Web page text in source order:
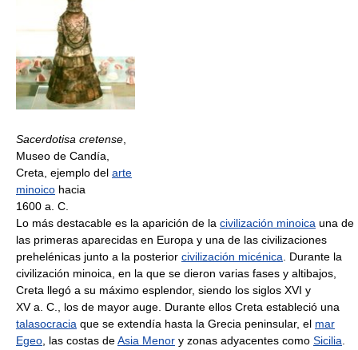
Sacerdotisa cretense,
Museo de Candía,
Creta, ejemplo del arte
minoico hacia
1600 a. C.
Lo más destacable es la aparición de la civilización minoica una de
las primeras aparecidas en Europa y una de las civilizaciones
prehelénicas junto a la posterior civilización micénica. Durante la
civilización minoica, en la que se dieron varias fases y altibajos,
Creta llegó a su máximo esplendor, siendo los siglos XVI y
XV a. C., los de mayor auge. Durante ellos Creta estableció una
talasocracia que se extendía hasta la Grecia peninsular, el mar
Egeo, las costas deAsia Menor y zonas adyacentes como Sicilia.